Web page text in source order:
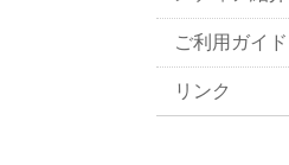
ご利用ガイド
リンク